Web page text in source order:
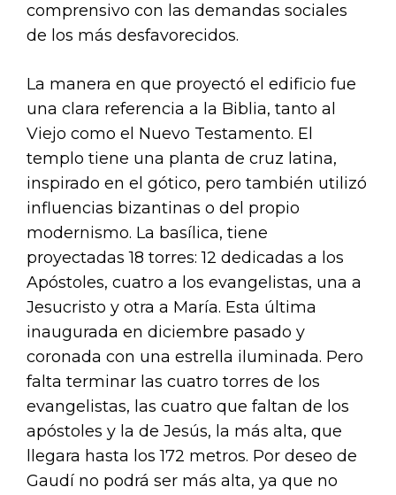
comprensivo con las demandas sociales
de los más desfavorecidos.
La manera en que proyectó el edificio fue
una clara referencia a la Biblia, tanto al
Viejo como el Nuevo Testamento. El
templo tiene una planta de cruz latina,
inspirado en el gótico, pero también utilizó
influencias bizantinas o del propio
modernismo. La basílica, tiene
proyectadas 18 torres: 12 dedicadas a los
Apóstoles, cuatro a los evangelistas, una a
Jesucristo y otra a María. Esta última
inaugurada en diciembre pasado y
coronada con una estrella iluminada. Pero
falta terminar las cuatro torres de los
evangelistas, las cuatro que faltan de los
apóstoles y la de Jesús, la más alta, que
llegara hasta los 172 metros. Por deseo de
Gaudí no podrá ser más alta, ya que no